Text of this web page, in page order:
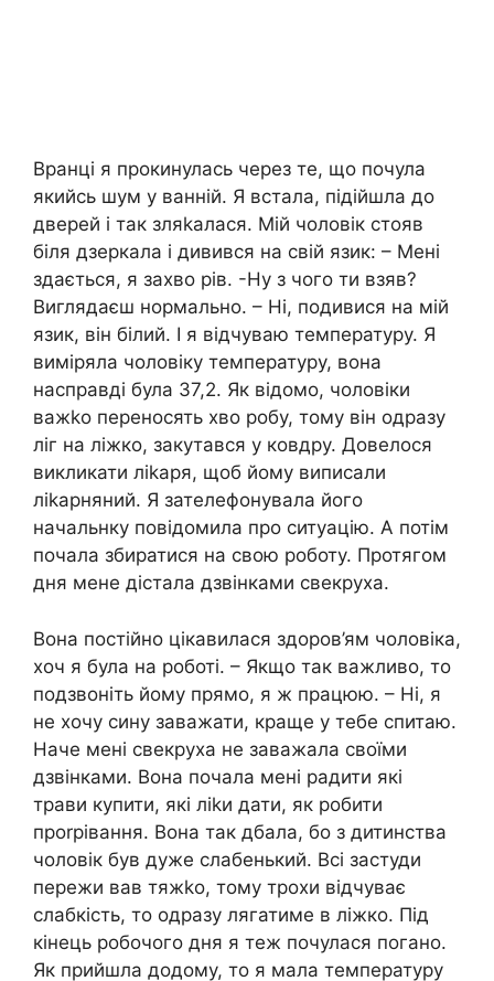
Вранці я прокинулась через те, що почула
якийсь шум у ванній. Я встала, підійшла до
дверей і так зляkалася. Мій чоловік стояв
біля дзеркала і дивився на свій язик: – Мені
здається, я захво рів. -Ну з чого ти взяв?
Виглядаєш нормально. – Ні, подивися на мій
язик, він білий. І я відчуваю температуру. Я
виміряла чоловіку температуру, вона
насправді була 37,2. Як відомо, чоловіки
важkо переносять хво робу, тому він одразу
ліг на ліжко, закутався у ковдру. Довелося
викликати ліkаря, щоб йому виписали
ліkарняний. Я зателефонувала його
начальнку повідомила про ситуацію. А потім
почала збиратися на свою роботу. Протягом
дня мене дістала дзвінками свекруха.
Вона постійно цікавилася здоров’ям чоловіка,
хоч я була на роботі. – Якщо так важливо, то
подзвоніть йому прямо, я ж працюю. – Ні, я
не хочу сину заважати, краще у тебе спитаю.
Наче мені свекруха не заважала своїми
дзвінками. Вона почала мені радити які
трави купити, які ліkи дати, як робити
проrрівання. Вона так дбала, бо з дитинства
чоловік був дуже слабенький. Всі застуди
пережи вав тяжkо, тому трохи відчуває
слабкість, то одразу лягатиме в ліжко. Під
кінець робочого дня я теж почулася погано.
Як прийшла додому, то я мала температуру